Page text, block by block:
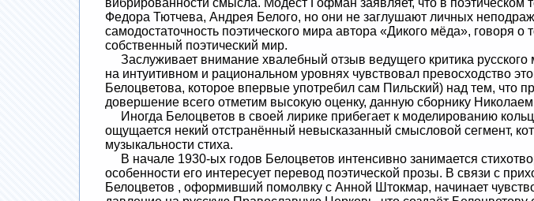
Федора Тютчева, Андрея Белого, но они не заглушают личных
самодостаточность поэтического мира автора «Дикого мёда», говоря
собственный поэтический мир.
Заслуживает внимание хвалебный отзыв ведущего критика русского
на интуитивном и рациональном уровнях чувствовал превосходство
Белоцветова, которое впервые употребил сам Пильский) над тем, что
довершение всего отметим высокую оценку, данную сборнику
Иногда Белоцветов в своей лирике прибегает к моделированию
ощущается некий отстранённый невысказанный смысловой сегмент,
музыкальности стиха.
В начале 1930-ых годов Белоцветов интенсивно занимается
особенности его интересует перевод поэтической прозы. В связи с
Белоцветов , оформивший помолвку с Анной Штокмар, начинает